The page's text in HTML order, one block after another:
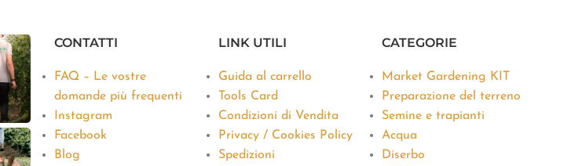
CONTATTI
FAQ – Le vostre
domande più frequenti
Instagram
Facebook
Blog
LINK UTILI
Guida al carrello
Tools Card
Condizioni di Vendita
Privacy / Cookies Policy
Spedizioni
CATEGORIE
Market Gardening KIT
Preparazione del terreno
Semine e trapianti
Acqua
Diserbo